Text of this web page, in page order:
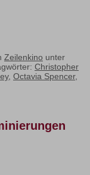
Zeilenkino unter
Christopher
, Octavia Spencer,